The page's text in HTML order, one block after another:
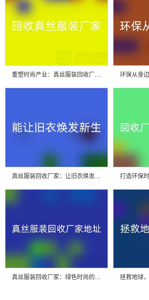
重塑时尚产业：真丝服装回收厂家的绿色革命
真丝服装回收厂家：让旧衣焕发新生的魔法工厂
真丝服装回收厂家：绿色时尚的新选择